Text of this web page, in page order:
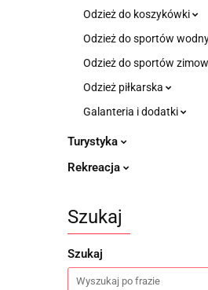
Odzież do koszykówki
Odzież do sportów
Odzież do sportów
Odzież piłkarska
Galanteria i dodatki
Turystyka
Rekreacja
Szukaj
Szukaj